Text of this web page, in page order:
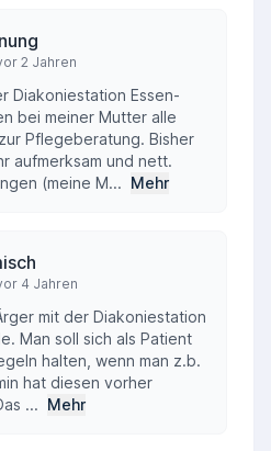
2 Jahren
Diakoniestation Essen-
bei meiner Mutter alle
Pflegeberatung. Bisher
aufmerksam und nett.
(meine M... Mehr
4 Jahren
mit der Diakoniestation
Man soll sich als Patient
halten, wenn man z.b.
hat diesen vorher
... Mehr